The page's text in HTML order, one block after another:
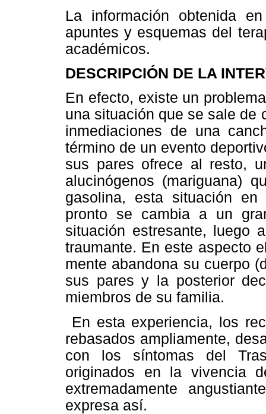
La información obtenida
apuntes y esquemas del
académicos.
DESCRIPCIÓN DE LA
En efecto, existe un
una situación que se sale de
inmediaciones de una
término de un evento
sus pares ofrece al resto,
alucinógenos (mariguana)
gasolina, esta situación
pronto se cambia a un
situación estresante, luego
traumante. En este aspecto
mente abandona su cuerpo
sus pares y la posterior
miembros de su familia.
En esta experiencia, los
rebasados ampliamente,
con los síntomas del
originados en la vivencia
extremadamente
expresa así.